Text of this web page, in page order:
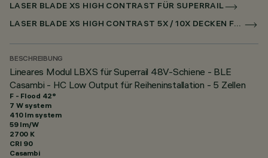
LASER BLADE XS HIGH CONTRAST FÜR SUPERRAIL
LASER BLADE XS HIGH CONTRAST 5X / 10X DECKEN FÜR SUPERRAIL CASAMBI
BESCHREIBUNG
Lineares Modul LBXS für Superrail 48V-Schiene - BLE
Casambi - HC Low Output für Reiheninstallation - 5 Zellen
F - Flood 42°
7 W system
410 lm system
59 lm/W
2700 K
CRI 90
Casambi